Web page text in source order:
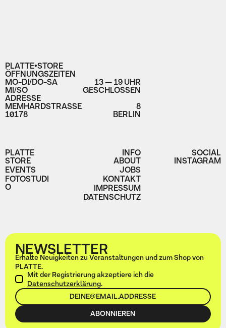
PLATTE•STORE
ÖFFNUNGSZEITEN
MO-DI/DO-SA 13 — 19 UHR
MI/SO GESCHLOSSEN
ADRESSE
MEMHARDSTRASSE 8
10178 BERLIN
PLATTE
STORE
EVENTS
FOTOSTUDI
O
INFO
ABOUT
JOBS
KONTAKT
IMPRESSUM
DATENSCHUTZ
SOCIAL
INSTAGRAM
NEWSLETTER
Erhalte Neuigkeiten zu Veranstaltungen und zum Shop von
PLATTE.
Mit der Registrierung akzeptiere ich die
Datenschutzerklärung.